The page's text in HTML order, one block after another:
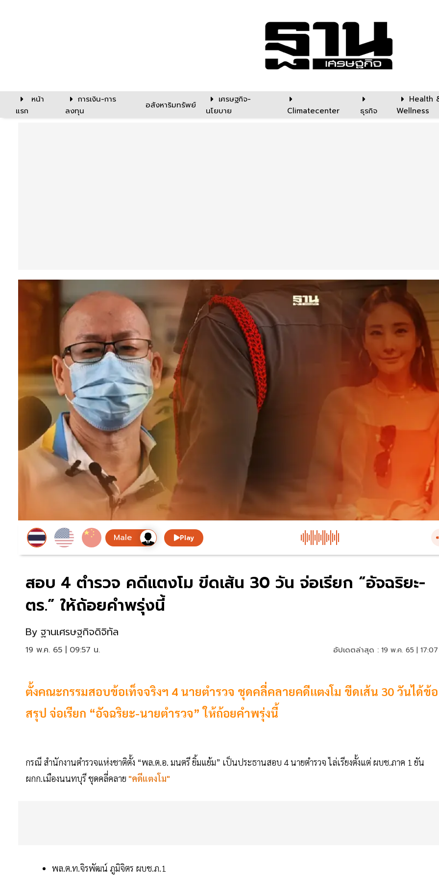
หน้า
แรก
การเงิน-การ
ลงทุน
อสังหาริมทรัพย์
เศรษฐกิจ-
นโยบาย
Climatecenter ธุรกิจ
Health
Wellness
Play
สอบ 4 ตำรวจ คดีแตงโม ขีดเส้น 30 วัน จ่อเรียก “อัจฉริยะ-
ตร.” ให้ถ้อยคำพรุ่งนี้
By ฐานเศรษฐกิจดิจิทัล
19 พ.ค. 65 | 09:57 น. อัปเดตล่าสุด : 19 พ.ค. 65 |
ตั้งคณะกรรมสอบข้อเท็จจริงฯ 4 นายตำรวจ ชุดคลี่คลายคดีแตงโม ขีดเส้น 30 วันได้ข้อ
สรุป จ่อเรียก “อัจฉริยะ-นายตำรวจ” ให้ถ้อยคำพรุ่งนี้
กรณี สำนักงานตำรวจแห่งชาติตั้ง “พล.ต.อ. มนตรี ยิ้มแย้ม” เป็นประธานสอบ 4 นายตำรวจ ไล่เรียงตั้งแต่ ผบช.ภาค 1 ยัน
ผกก.เมืองนนทบุรี ชุดคลี่คลาย "คดีแตงโม"
พล.ต.ท.จิรพัฒน์ ภูมิจิตร ผบช.ภ.1